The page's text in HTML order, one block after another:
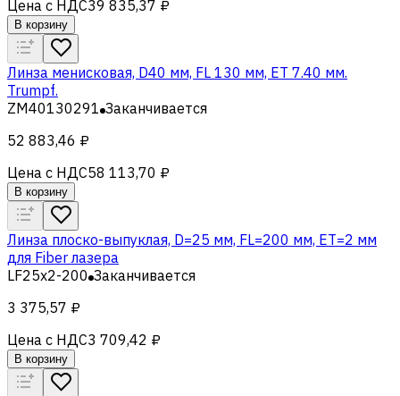
Цена с НДС39 835,37 ₽
В корзину
Линза менисковая, D40 мм, FL 130 мм, ET 7.40 мм.
Trumpf.
ZM40130291 Заканчивается
52 883,46 ₽
Цена с НДС58 113,70 ₽
В корзину
Линза плоско-выпуклая, D=25 мм, FL=200 мм, ET=2 мм
для Fiber лазера
LF25x2-200 Заканчивается
3 375,57 ₽
Цена с НДС3 709,42 ₽
В корзину